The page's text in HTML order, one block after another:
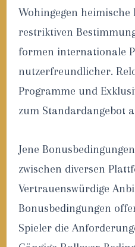
Wohingegen
restriktiven
formen internationale
nutzerfreundlicher.
Programme und
zum Standardangebot
Jene
zwischen diversen
Vertrauenswürdige
Bonusbedingungen
Spieler die